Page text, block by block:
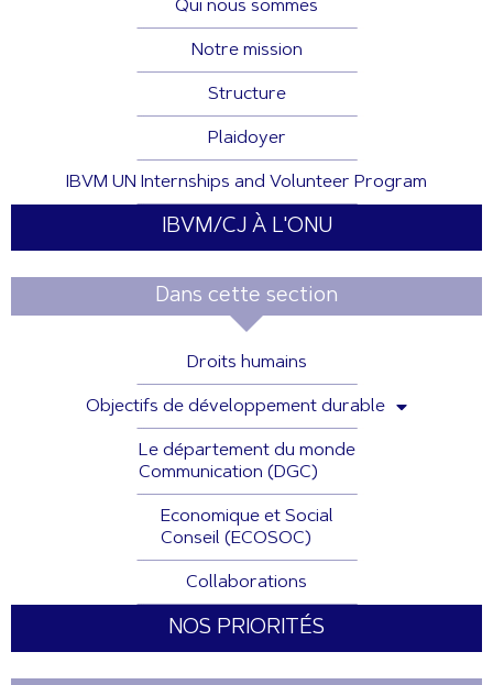
Qui nous sommes
Notre mission
Structure
Plaidoyer
IBVM UN Internships and Volunteer Program
IBVM/CJ À L'ONU
Dans cette section
Droits humains
Objectifs de développement durable
Le département du monde
Communication (DGC)
Economique et Social
Conseil (ECOSOC)
Collaborations
NOS PRIORITÉS